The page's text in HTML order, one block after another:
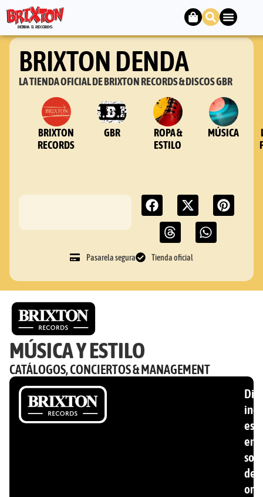
BRIXTON DENDA
LA TIENDA OFICIAL DE BRIXTON RECORDS & DISCOS GBR
BRIXTON
RECORDS
GBR
ROPA &
ESTILO
MÚSICA
Pasarela segura Tienda oficial
MÚSICA Y ESTILO
CATÁLOGOS, CONCIERTOS & MANAGEMENT
en
de